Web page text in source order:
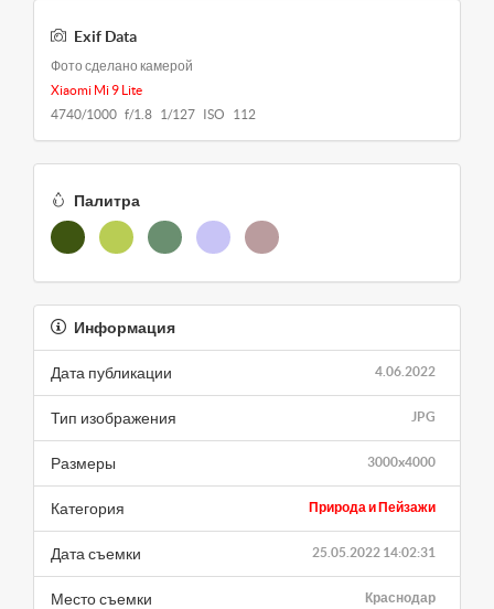
Exif Data
Фото сделано камерой
Xiaomi Mi 9 Lite
4740/1000 f/1.8 1/127 ISO 112
Палитра
Информация
4.06.2022
Дата публикации
JPG
Тип изображения
3000x4000
Размеры
Природа и Пейзажи
Категория
25.05.2022 14:02:31
Дата съемки
Краснодар
Место съемки